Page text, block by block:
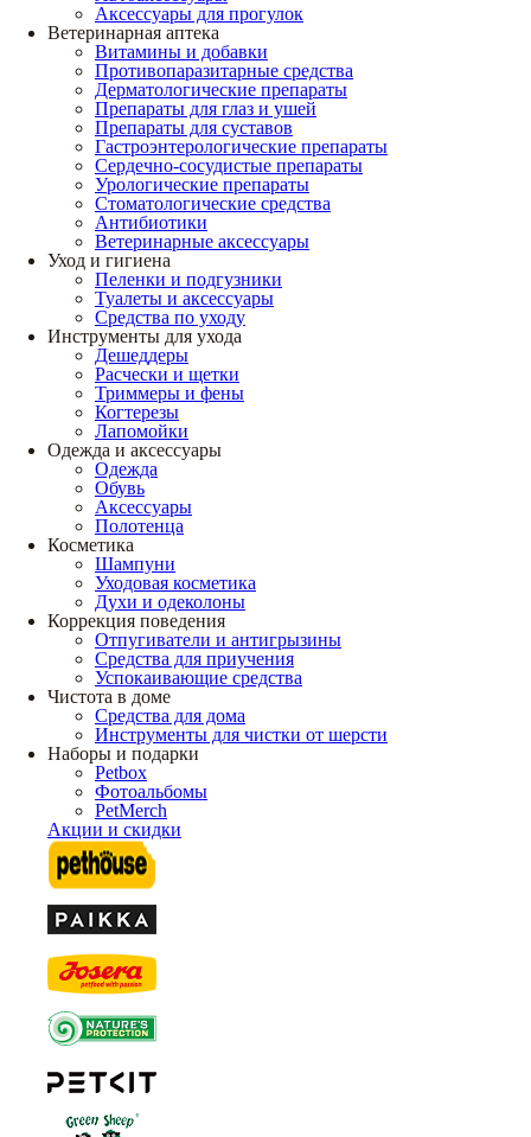
Аксессуары для прогулок
Ветеринарная аптека
Витамины и добавки
Противопаразитарные средства
Дерматологические препараты
Препараты для глаз и ушей
Препараты для суставов
Гастроэнтерологические препараты
Сердечно-сосудистые препараты
Урологические препараты
Стоматологические средства
Антибиотики
Ветеринарные аксессуары
Уход и гигиена
Пеленки и подгузники
Туалеты и аксессуары
Средства по уходу
Инструменты для ухода
Дешеддеры
Расчески и щетки
Триммеры и фены
Когтерезы
Лапомойки
Одежда и аксессуары
Одежда
Обувь
Аксессуары
Полотенца
Косметика
Шампуни
Уходовая косметика
Духи и одеколоны
Коррекция поведения
Отпугиватели и антигрызины
Средства для приучения
Успокаивающие средства
Чистота в доме
Средства для дома
Инструменты для чистки от шерсти
Наборы и подарки
Petbox
Фотоальбомы
PetMerch
Акции и скидки